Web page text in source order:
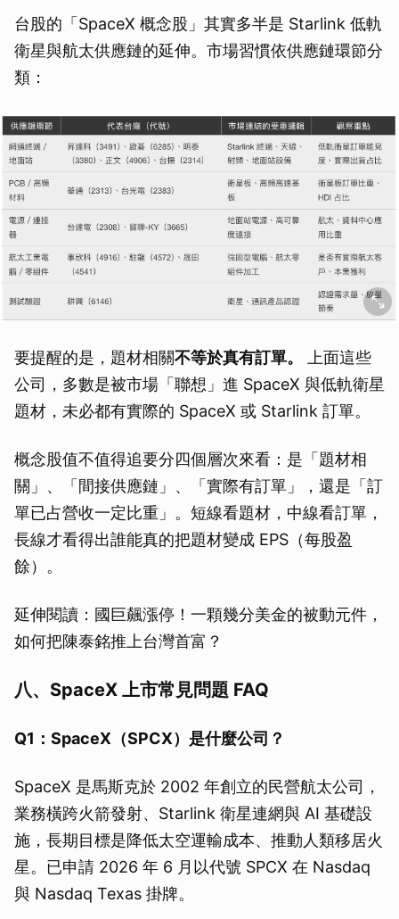
台股的「SpaceX 概念股」其實多半是 Starlink 低軌
衛星與航太供應鏈的延伸。市場習慣依供應鏈環節分
類：
要提醒的是，題材相關不等於真有訂單。
上面這些
公司，多數是被市場「聯想」進 SpaceX 與低軌衛星
題材，未必都有實際的 SpaceX 或 Starlink 訂單。
概念股值不值得追要分四個層次來看：是「題材相
關」、「間接供應鏈」、「實際有訂單」，還是「訂
單已占營收一定比重」。短線看題材，中線看訂單，
長線才看得出誰能真的把題材變成 EPS（每股盈
餘）。
延伸閱讀：國巨飆漲停！一顆幾分美金的被動元件，
如何把陳泰銘推上台灣首富？
八、SpaceX 上市常見問題 FAQ
Q1：SpaceX（SPCX）是什麼公司？
SpaceX 是馬斯克於 2002 年創立的民營航太公司，
業務橫跨火箭發射、Starlink 衛星連網與 AI 基礎設
施，長期目標是降低太空運輸成本、推動人類移居火
星。已申請 2026 年 6 月以代號 SPCX 在 Nasdaq
與 Nasdaq Texas 掛牌。